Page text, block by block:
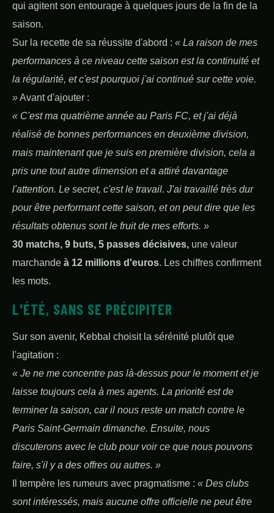
qui agitent son entourage à quelques jours de la fin de la
saison.
Sur la recette de sa réussite d'abord : « La raison de mes
performances à ce niveau cette saison est la continuité et
la régularité, et c'est pourquoi j'ai continué sur cette voie.
»Avant d'ajouter :
« C'est ma quatrième année au Paris FC, et j'ai déjà
réalisé de bonnes performances en deuxième division,
mais maintenant que je suis en première division, cela a
pris une tout autre dimension et a attiré davantage
l'attention. Le secret, c'est le travail. J'ai travaillé très dur
pour être performant cette saison, et on peut dire que les
résultats obtenus sont le fruit de mes efforts. »
30 matchs, 9 buts, 5 passes décisives, une valeur
marchande à 12 millions d'euros. Les chiffres confirment
les mots.
L'ÉTÉ, SANS SE PRÉCIPITER
Sur son avenir, Kebbal choisit la sérénité plutôt que
l'agitation :
« Je ne me concentre pas là-dessus pour le moment et je
laisse toujours cela à mes agents. La priorité est de
terminer la saison, car il nous reste un match contre le
Paris Saint-Germain dimanche. Ensuite, nous
discuterons avec le club pour voir ce que nous pouvons
faire, s'il y a des offres ou autres. »
Il tempère les rumeurs avec pragmatisme : « Des clubs
sont intéressés, mais aucune offre officielle ne peut être